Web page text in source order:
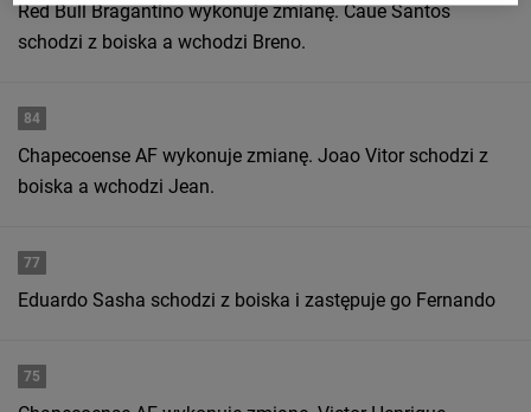
Red Bull Bragantino wykonuje zmianę. Caue Santos
schodzi z boiska a wchodzi Breno.
84
Chapecoense AF wykonuje zmianę. Joao Vitor schodzi z
boiska a wchodzi Jean.
77
Eduardo Sasha schodzi z boiska i zastępuje go Fernando
75